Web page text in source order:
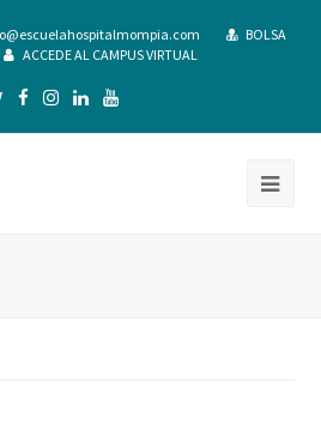
BOLSA
ACCEDE AL CAMPUS VIRTUAL